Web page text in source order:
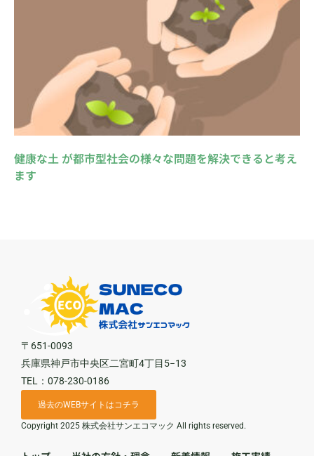
健康な土 が都市型社会の様々な問題を解決できると考え
ます
〒651-0093
兵庫県神戸市中央区二宮町4丁目5−13
TEL：078-230-0186
過去のWEBサイトはコチラ
Copyright 2025 株式会社サンエコマック All rights reserved.